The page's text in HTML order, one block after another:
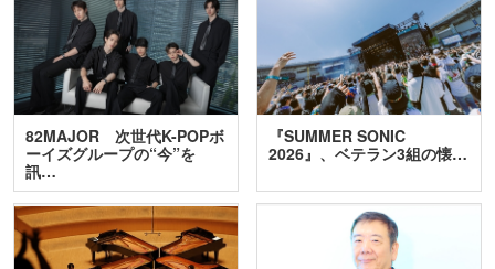
82MAJOR 次世代K-POPボ
ーイズグループの“今”を
訊…
『SUMMER SONIC
2026』、ベテラン3組の懐…